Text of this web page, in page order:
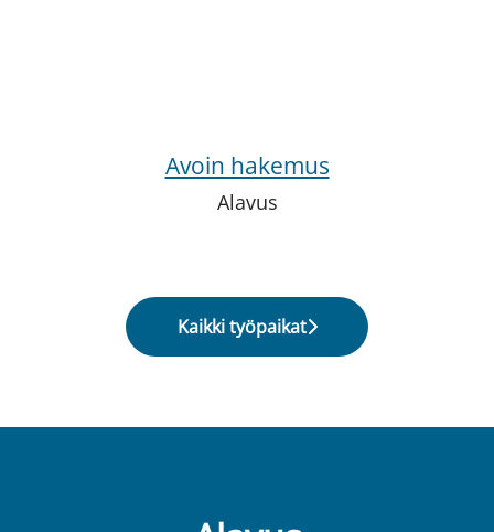
Avoin hakemus
Alavus
Kaikki työpaikat